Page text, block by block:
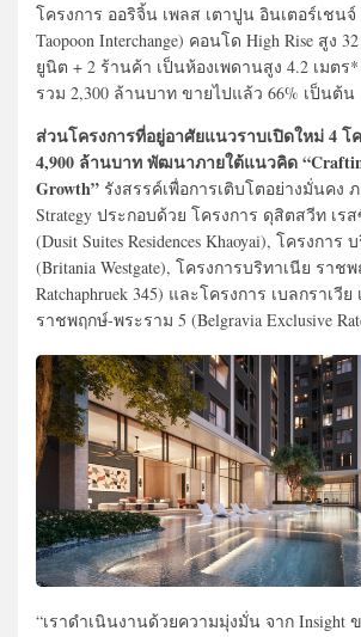
โครงการ ออริจิ้น เพลส เตาปูน อินเตอร์เชนจ์
Taopoon Interchange) คอนโด High Rise สูง
ยูนิต + 2 ร้านค้า เป็นห้องเพดานสูง 4.2 เมตร
รวม 2,300 ล้านบาท ขายไปแล้ว 66% เป็นต้น
ส่วนโครงการที่อยู่อาศัยแนวราบเปิดใหม่ 4 โ
4,900 ล้านบาท พัฒนาภายใต้แนวคิด
Growth” รังสรรค์เพื่อการเติบโตอย่างมั่นคง ภ
Strategy ประกอบด้วย โครงการ ดุสิตสวีท เร
(Dusit Suites Residences Khaoyai), โครงการ
(Britania Westgate), โครงการบริทาเนีย ราช
Ratchaphruek 345) และโครงการ เบลกราเวี
ราชพฤกษ์-พระราม 5 (Belgravia Exclusive
“เราดำเนินงานด้วยความมุ่งมั่น จาก Insight